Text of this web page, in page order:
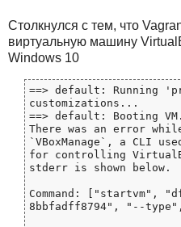
Столкнулся с тем, что
виртуальную машину
Windows 10
==> default: Running
customizations...
==> default: Booting
There was an error
`VBoxManage`, a CLI
for controlling
stderr is shown below.
Command: ["startvm",
8bbfadff8794", "--